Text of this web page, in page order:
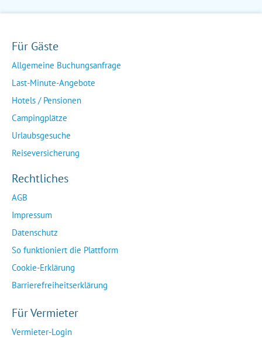
Für Gäste
Allgemeine Buchungsanfrage
Last-Minute-Angebote
Hotels / Pensionen
Campingplätze
Urlaubsgesuche
Reiseversicherung
Rechtliches
AGB
Impressum
Datenschutz
So funktioniert die Plattform
Cookie-Erklärung
Barrierefreiheitserklärung
Für Vermieter
Vermieter-Login